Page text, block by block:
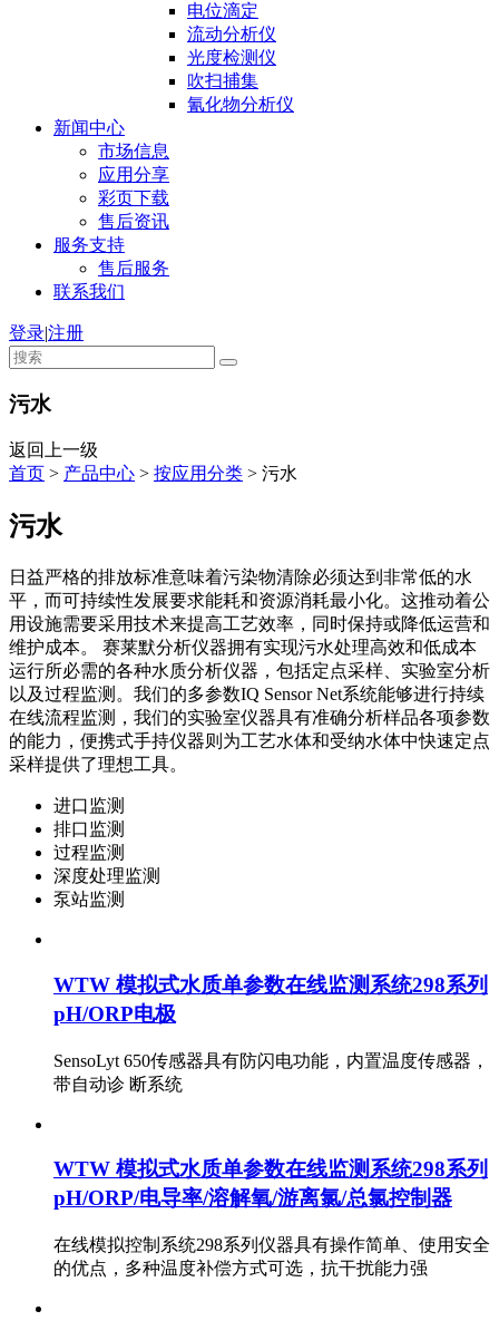
电位滴定
流动分析仪
光度检测仪
吹扫捕集
氰化物分析仪
新闻中心
市场信息
应用分享
彩页下载
售后资讯
服务支持
售后服务
联系我们
登录|注册
污水
返回上一级
首页 > 产品中心 > 按应用分类 > 污水
污水
日益严格的排放标准意味着污染物清除必须达到非常低的水
平，而可持续性发展要求能耗和资源消耗最小化。这推动着公
用设施需要采用技术来提高工艺效率，同时保持或降低运营和
维护成本。 赛莱默分析仪器拥有实现污水处理高效和低成本
运行所必需的各种水质分析仪器，包括定点采样、实验室分析
以及过程监测。我们的多参数IQ Sensor Net系统能够进行持续
在线流程监测，我们的实验室仪器具有准确分析样品各项参数
的能力，便携式手持仪器则为工艺水体和受纳水体中快速定点
采样提供了理想工具。
进口监测
排口监测
过程监测
深度处理监测
泵站监测
WTW 模拟式水质单参数在线监测系统298系列
pH/ORP电极
SensoLyt 650传感器具有防闪电功能，内置温度传感器，
带自动诊 断系统
WTW 模拟式水质单参数在线监测系统298系列
pH/ORP/电导率/溶解氧/游离氯/总氯控制器
在线模拟控制系统298系列仪器具有操作简单、使用安全
的优点，多种温度补偿方式可选，抗干扰能力强